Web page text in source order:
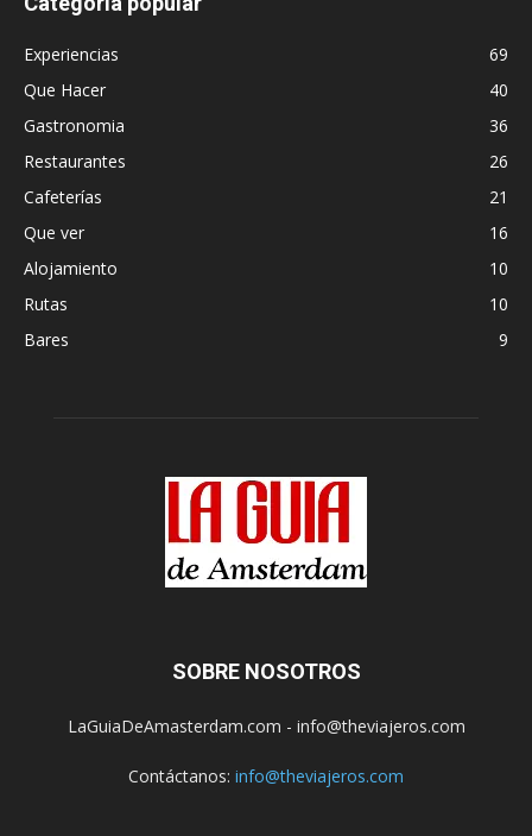
Experiencias
69
Que Hacer
40
Gastronomia
36
Restaurantes
26
Cafeterías
21
Que ver
16
Alojamiento
10
Rutas
10
Bares
9
SOBRE NOSOTROS
LaGuiaDeAmasterdam.com - info@theviajeros.com
Contáctanos: info@theviajeros.com